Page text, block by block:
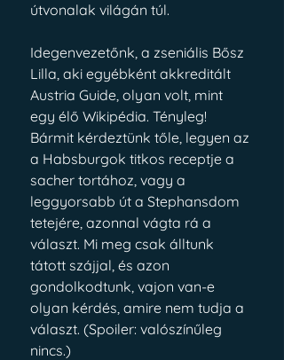
útvonalak világán túl.
Idegenvezetőnk, a zseniális Bősz
Lilla, aki egyébként akkreditált
Austria Guide, olyan volt, mint
egy élő Wikipédia. Tényleg!
Bármit kérdeztünk tőle, legyen az
a Habsburgok titkos receptje a
sacher tortához, vagy a
leggyorsabb út a Stephansdom
tetejére, azonnal vágta rá a
választ. Mi meg csak álltunk
tátott szájjal, és azon
gondolkodtunk, vajon van-e
olyan kérdés, amire nem tudja a
választ. (Spoiler: valószínűleg
nincs.)